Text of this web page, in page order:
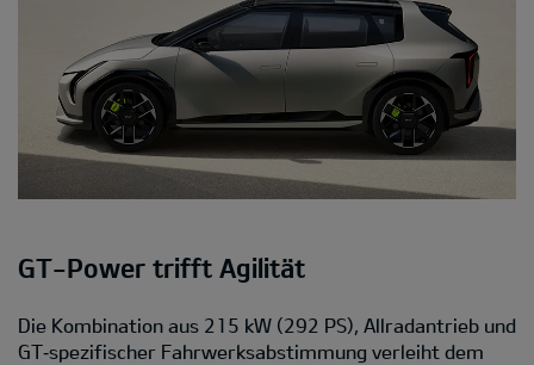
GT-Power trifft Agilität
Die Kombination aus 215 kW (292 PS), Allradantrieb und
GT‑spezifischer Fahrwerksabstimmung verleiht dem